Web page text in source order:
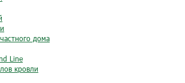
дома
Line
кровли